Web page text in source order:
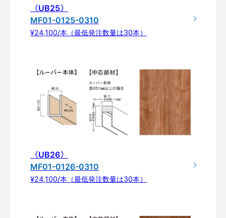
〈UB25〉
MF01-0125-0310
¥24,100/本（最低発注数量は30本）
〈UB26〉
MF01-0126-0310
¥24,100/本（最低発注数量は30本）